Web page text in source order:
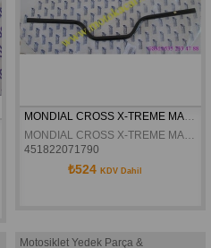
ARKA STOP KOMPLE ORJİNAL
MONDIAL CROSS X-TREME MAX 150 GDON ORJINAL
MONDIAL CROSS X-TREME MAX 150 GDON ORJINAL
451822071790
₺524 KDV Dahil
Motosiklet Yedek Parça &